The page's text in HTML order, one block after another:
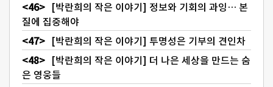
[박란희의 작은 이야기] 정보와 기회의 과잉… 본
질에 집중해야
[박란희의 작은 이야기] 투명성은 기부의 견인차
[박란희의 작은 이야기] 더 나은 세상을 만드는 숨
은 영웅들